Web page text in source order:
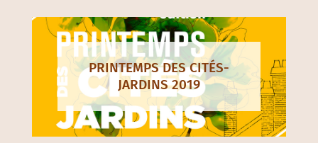
PRINTEMPS DES CITÉS-
JARDINS 2019